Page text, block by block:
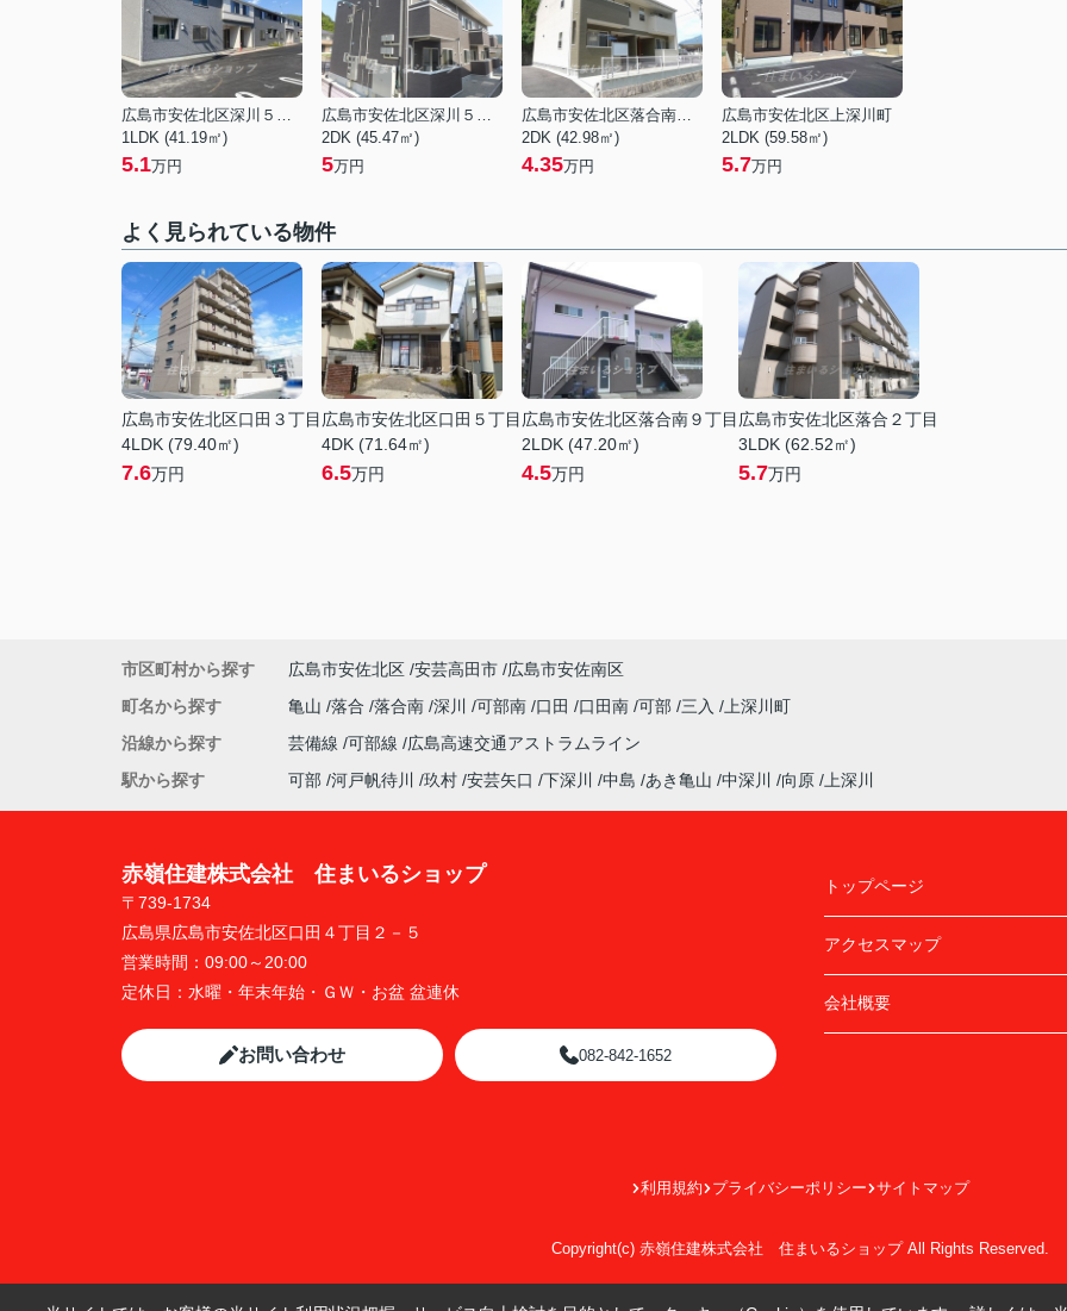
広島市安佐北区深川５丁目
1LDK (41.19㎡)
5.1万円
広島市安佐北区深川５丁目
2DK (45.47㎡)
5万円
広島市安佐北区落合南９丁目
2DK (42.98㎡)
4.35万円
広島市安佐北区上深川町
2LDK (59.58㎡)
5.7万円
よく見られている物件
広島市安佐北区口田３丁目
4LDK (79.40㎡)
7.6万円
広島市安佐北区口田５丁目
4DK (71.64㎡)
6.5万円
広島市安佐北区落合南９丁目
2LDK (47.20㎡)
4.5万円
広島市安佐北区落合２丁目
3LDK (62.52㎡)
5.7万円
市区町村から探す 広島市安佐北区 安芸高田市 広島市安佐南区
町名から探す
亀山 落合 落合南 深川 可部南 口田 口田南 可部 三入
上深川町
沿線から探す
芸備線 可部線
広島高速交通アストラムライン
駅から探す
可部 河戸帆待川 玖村 安芸矢口 下深川 中島 あき亀山 中深川 向原 上深川
赤嶺住建株式会社 住まいるショップ
〒739-1734
広島県広島市安佐北区口田４丁目２－５
営業時間： 09:00～20:00
定休日： 水曜・年末年始・ＧＷ・お盆 盆連休
お問い合わせ 082-842-1652
トップページ
アクセスマップ
会社概要
利用規約 プライバシーポリシー サイトマップ
Copyright(c) 赤嶺住建株式会社 住まいるショップ All Rights Reserved.